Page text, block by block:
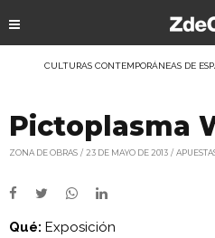
CULTURAS CONTEMPORÁNEAS DE
Pictoplasma
ZONA DE OBRAS 23 DE MAYO DE 2013
Qué: Exposición